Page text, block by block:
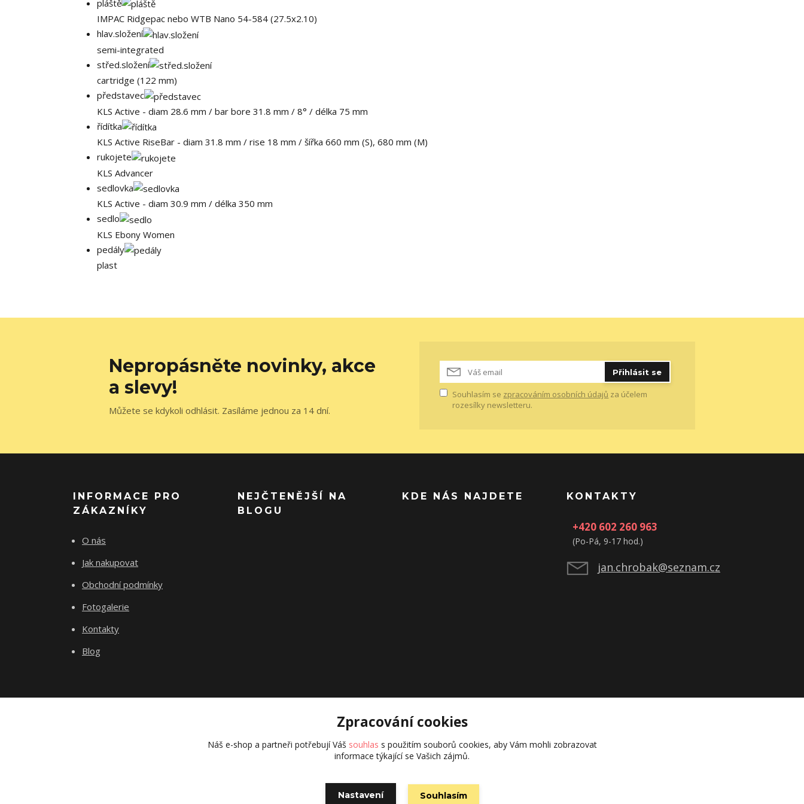
pláště
IMPAC Ridgepac nebo WTB Nano 54-584 (27.5x2.10)
hlav.složení
semi-integrated
střed.složení
cartridge (122 mm)
představec
KLS Active - diam 28.6 mm / bar bore 31.8 mm / 8° / délka 75 mm
řídítka
KLS Active RiseBar - diam 31.8 mm / rise 18 mm / šířka 660 mm (S), 680 mm (M)
rukojete
KLS Advancer
sedlovka
KLS Active - diam 30.9 mm / délka 350 mm
sedlo
KLS Ebony Women
pedály
plast
Nepropásněte novinky, akce
a slevy!
Můžete se kdykoli odhlásit. Zasíláme jednou za 14 dní.
Přihlásit se
Souhlasím se zpracováním osobních údajů za účelem
rozesílky newsletteru.
INFORMACE PRO
ZÁKAZNÍKY
O nás
Jak nakupovat
Obchodní podmínky
Fotogalerie
Kontakty
Blog
NEJČTENĚJŠÍ NA
BLOGU
KDE NÁS NAJDETE KONTAKTY
+420 602 260 963
(Po-Pá, 9-17 hod.)
jan.chrobak@seznam.cz
Vytvořeno na Eshop-rychle.cz
Zpracování cookies
Náš e-shop a partneři potřebují Váš souhlas s použitím souborů cookies, aby Vám mohli zobrazovat
informace týkající se Vašich zájmů.
Nastavení Souhlasím